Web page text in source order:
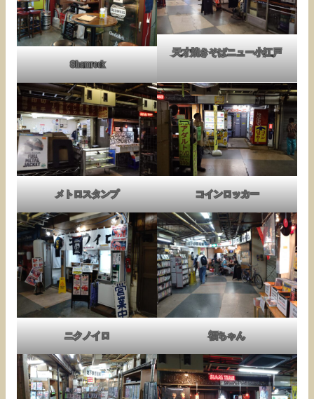
Shamrock
天才焼きそばニュー小江戸
メトロスタンプ コインロッカー
ニクノイロ 福ちゃん